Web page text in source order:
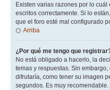
Existen varias razones por lo
escritos correctamente. Si lo
que el foro esté mal configurado
Arriba
¿Por qué me tengo que
No está obligado a hacerlo, la
temas y respuestas. Sin
difrutaría, como tener su imagen
segundos. Es muy recomendable.